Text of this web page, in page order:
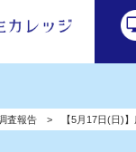
地方
カレッジ HOME
ング講座 HOME
流ひろば HOME
査報告 【5月17日(日)